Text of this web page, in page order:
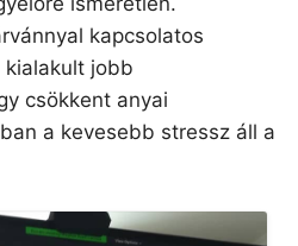
kapcsolatos
jobb
csökkent anyai
a kevesebb stressz áll a